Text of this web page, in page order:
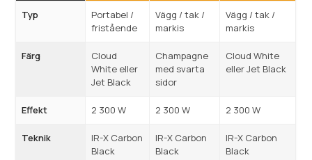
Typ
Portabel /
fristående
Vägg / tak /
markis
Vägg / tak /
markis
Färg
Cloud
White eller
Jet Black
Champagne
med svarta
sidor
Cloud White
eller Jet Black
Effekt 2 300 W 2 300 W 2 300 W
Teknik
IR-X Carbon
Black
IR-X Carbon
Black
IR-X Carbon
Black